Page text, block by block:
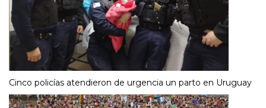
Cinco policías atendieron de urgencia un parto en Uruguay